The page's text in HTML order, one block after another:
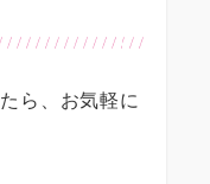
ら、お気軽に